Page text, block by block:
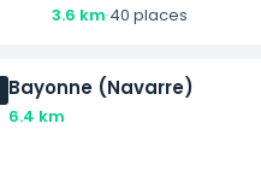
3.6 km·40 places
Bayonne (Navarre)
6.4 km